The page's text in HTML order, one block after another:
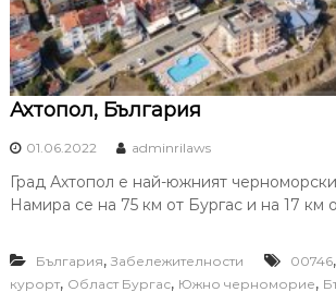
Ахтопол, България
01.06.2022 adminrilaws
Град Ахтопол е най-южният
Намира се на 75 км от Бургас и на 17 км
България, Забележителности 00746,
курорт, Област Бургас, Южно черноморие,